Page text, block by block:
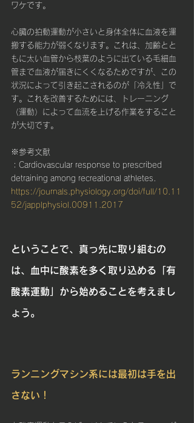
ワケです。
心臓の拍動運動が小さいと身体全体に血液を運
搬する能力が弱くなります。これは、加齢とと
もに太い血管から枝葉のように出ている毛細血
管まで血液が届きにくくなるためですが、この
状況によって引き起こされるのが「冷え性」で
す。これを改善するためには、トレーニング
（運動）によって血流を上げる作業をすること
が大切です。
※参考文献
：Cardiovascular response to prescribed
detraining among recreational athletes.
https://journals.physiology.org/doi/full/10.11
52/japplphysiol.00911.2017
ということで、真っ先に取り組むの
は、血中に酸素を多く取り込める「有
酸素運動」から始めることを考えまし
ょう。
ランニングマシン系には最初は手を出
さない！